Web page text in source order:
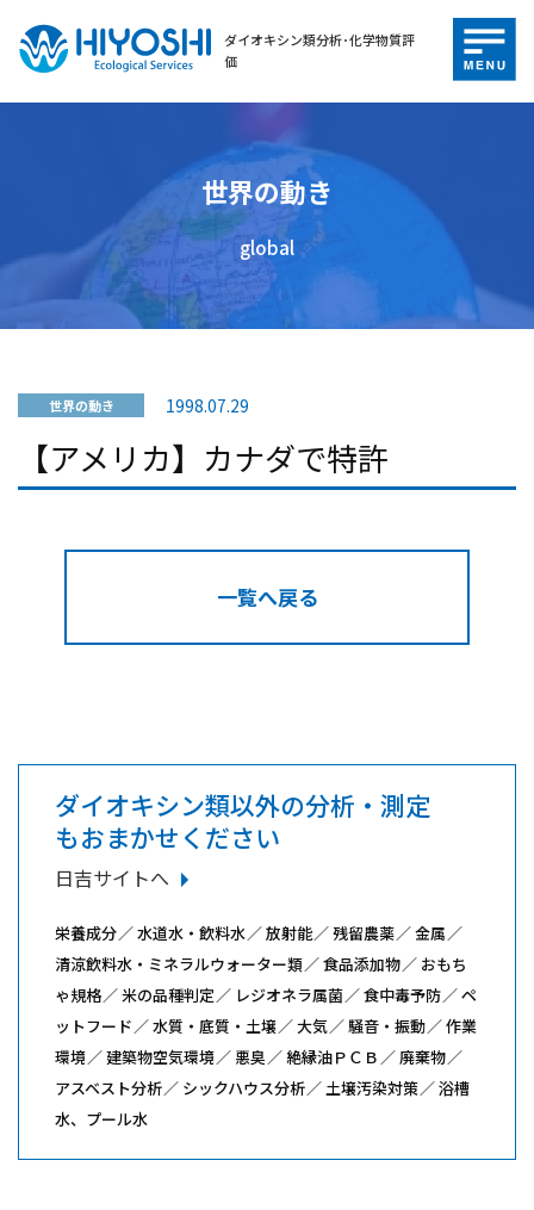
ダイオキシン類分析･化学物質評
価
世界の動き
global
世界の動き 1998.07.29
【アメリカ】カナダで特許
一覧へ戻る
ダイオキシン類以外の分析・測定
もおまかせください
日吉サイトへ
栄養成分 水道水・飲料水 放射能 残留農薬
金属
清涼飲料水・ミネラルウォーター類
食品添加物
おもち
ゃ規格
米の品種判定 レジオネラ属菌 食中毒予防
ペ
ットフード
水質・底質・土壌 大気 騒音・振動
作業
環境
建築物空気環境 悪臭 絶縁油ＰＣＢ
廃棄物
アスベスト分析
シックハウス分析 土壌汚染対策
浴槽
水、プール水